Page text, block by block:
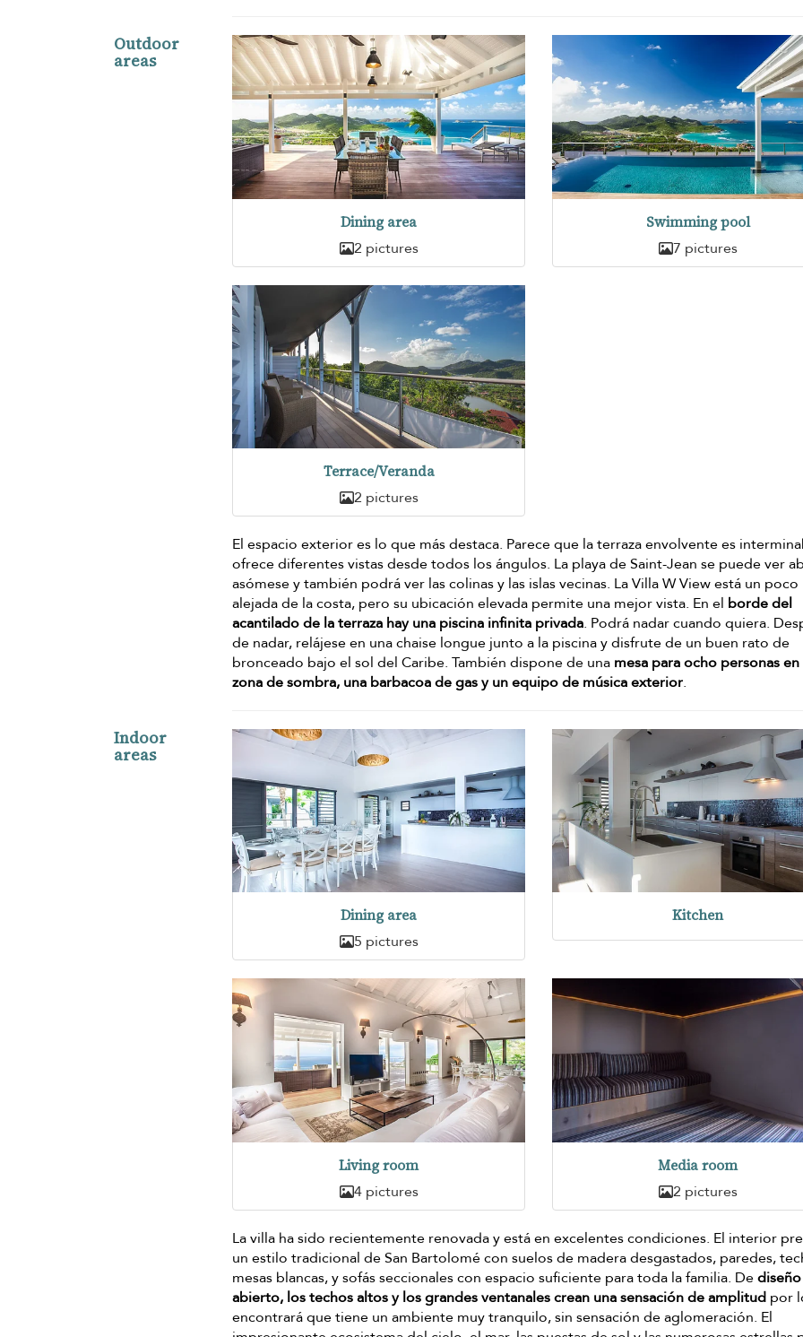
Outdoor
areas
Dining area
2 pictures
Swimming pool
7 pictures
Terrace/Veranda
2 pictures
El espacio exterior es lo que más destaca. Parece que la terraza envolvente es
ofrece diferentes vistas desde todos los ángulos. La playa de Saint-Jean se puede ver
asómese y también podrá ver las colinas y las islas vecinas. La Villa W View está un poco
alejada de la costa, pero su ubicación elevada permite una mejor vista. En el borde del
acantilado de la terraza hay una piscina infinita privada. Podrá nadar cuando quiera.
de nadar, relájese en una chaise longue junto a la piscina y disfrute de un buen rato de
bronceado bajo el sol del Caribe. También dispone de una mesa para ocho personas en
zona de sombra, una barbacoa de gas y un equipo de música exterior.
Indoor
areas
Dining area
5 pictures
Kitchen
Living room
4 pictures
Media room
2 pictures
La villa ha sido recientemente renovada y está en excelentes condiciones. El interior
un estilo tradicional de San Bartolomé con suelos de madera desgastados, paredes,
mesas blancas, y sofás seccionales con espacio suficiente para toda la familia. Dediseño
abierto, los techos altos y los grandes ventanales crean una sensación de amplitud por
encontrará que tiene un ambiente muy tranquilo, sin sensación de aglomeración. El